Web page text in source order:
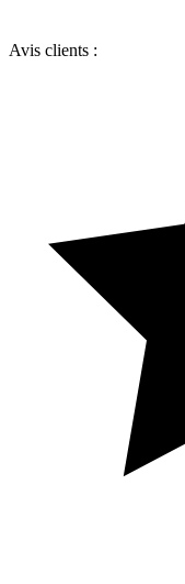
Avis clients :